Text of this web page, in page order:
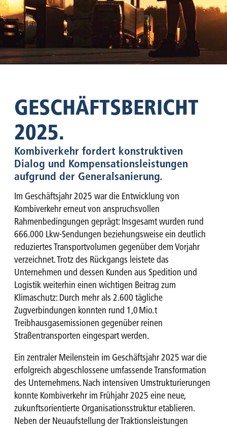
GESCHÄFTS­BERICHT
2025.
Kombiverkehr fordert konstruktiven
Dialog und Kompensationsleistungen
aufgrund der Generalsanierung.
Im Geschäftsjahr 2025 war die Entwicklung von
Kombiverkehr erneut von anspruchsvollen
Rahmenbedingungen geprägt: Insgesamt wurden rund
666.000 Lkw‑Sendungen beziehungsweise ein deutlich
reduziertes Transportvolumen gegenüber dem Vorjahr
verzeichnet. Trotz des Rückgangs leistete das
Unternehmen und dessen Kunden aus Spedition und
Logistik weiterhin einen wichtigen Beitrag zum
Klimaschutz: Durch mehr als 2.600 tägliche
Zugverbindungen konnten rund 1,0 Mio. t
Treibhausgasemissionen gegenüber reinen
Straßentransporten eingespart werden.
Ein zentraler Meilenstein im Geschäftsjahr 2025 war die
erfolgreich abgeschlossene umfassende Transformation
des Unternehmens. Nach intensiven Umstrukturierungen
konnte Kombiverkehr im Frühjahr 2025 eine neue,
zukunftsorientierte Organisationsstruktur etablieren.
Neben der Neuaufstellung der Traktionsleistungen